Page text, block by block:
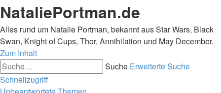
NataliePortman.de
Alles rund um Natalie Portman, bekannt aus Star Wars, Black
Swan, Knight of Cups, Thor, Annihilation und May December.
Zum Inhalt
Suche Erweiterte Suche
Schnellzugriff